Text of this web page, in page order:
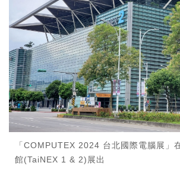
「COMPUTEX 2024 台北國際電腦展」
館(TaiNEX 1 & 2)展出